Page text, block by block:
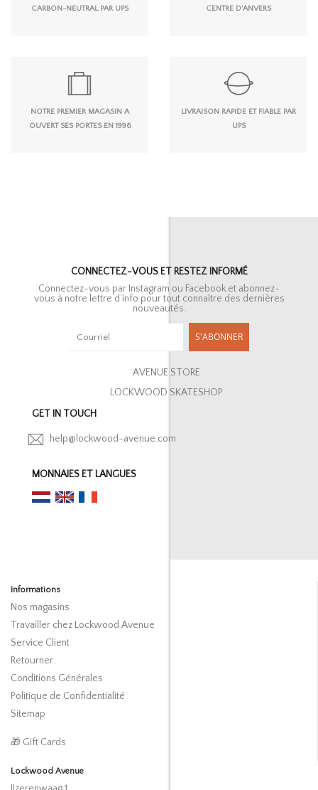
CARBON-NEUTRAL PAR UPS
CENTRE D'ANVERS
NOTRE PREMIER MAGASIN A
OUVERT SES PORTES EN 1996
LIVRAISON RAPIDE ET FIABLE PAR
UPS
CONNECTEZ-VOUS ET RESTEZ INFORMÉ
Connectez-vous par Instagram ou Facebook et abonnez-
vous à notre lettre d’info pour tout connaître des dernières
nouveautés.
S'ABONNER
AVENUE STORE
LOCKWOOD SKATESHOP
GET IN TOUCH
help@lockwood-avenue.com
MONNAIES ET LANGUES
Informations
Nos magasins
Travailler chez Lockwood Avenue
Service Client
Retourner
Conditions Générales
Politique de Confidentialité
Sitemap
🎁 Gift Cards
Lockwood Avenue